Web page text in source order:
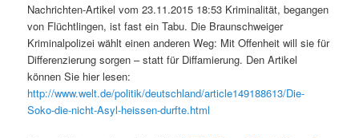
Nachrichten-Artikel vom 23.11.2015 18:53 Kriminalität, begangen
von Flüchtlingen, ist fast ein Tabu. Die Braunschweiger
Kriminalpolizei wählt einen anderen Weg: Mit Offenheit will sie für
Differenzierung sorgen – statt für Diffamierung. Den Artikel
können Sie hier lesen:
http://www.welt.de/politik/deutschland/article149188613/Die-
Soko-die-nicht-Asyl-heissen-durfte.html